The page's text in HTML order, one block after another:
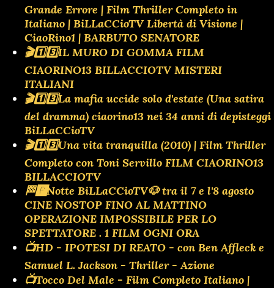
Grande Errore | Film Thriller Completo in
Italiano | BiLLaCCioTV Libertà di Visione |
CiaoRino1 | BARBUTO SENATORE
🎬1️⃣3️⃣IL MURO DI GOMMA FILM
CIAORINO13 BILLACCIOTV MISTERI
ITALIANI
🎬1️⃣3️⃣La mafia uccide solo d'estate (Una satira
del dramma) ciaorino13 nei 34 anni di depisteggi
BiLLaCCioTV
🎬1️⃣3️⃣Una vita tranquilla (2010) | Film Thriller
Completo con Toni Servillo FILM CIAORINO13
BILLACCIOTV
🏁🅿️Notte BiLLaCCioTV🐶 tra il 7 e l'8 agosto
CINE NOSTOP FINO AL MATTINO
OPERAZIONE IMPOSSIBILE PER LO
SPETTATORE . 1 FILM OGNI ORA
📺HD - IPOTESI DI REATO - con Ben Affleck e
Samuel L. Jackson - Thriller - Azione
📺Tocco Del Male - Film Completo Italiano |